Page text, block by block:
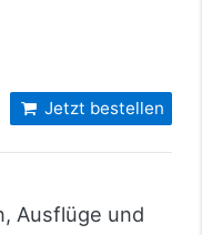
Jetzt bestellen
Ausflüge und